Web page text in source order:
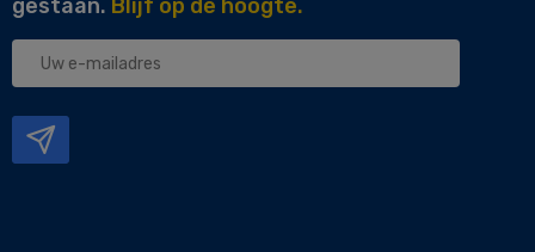
gestaan. Blijf op de hoogte.
Uw